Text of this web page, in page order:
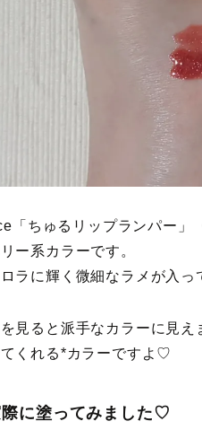
「ちゅるリップランパー」
ー系カラーです。
ラに輝く微細なラメが入っ
見ると派手なカラーに見
てくれる*カラーですよ♡
に塗ってみました♡